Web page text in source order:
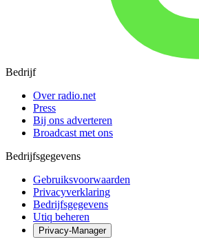
Bedrijf
Over radio.net
Press
Bij ons adverteren
Broadcast met ons
Bedrijfsgegevens
Gebruiksvoorwaarden
Privacyverklaring
Bedrijfsgegevens
Utiq beheren
Privacy-Manager